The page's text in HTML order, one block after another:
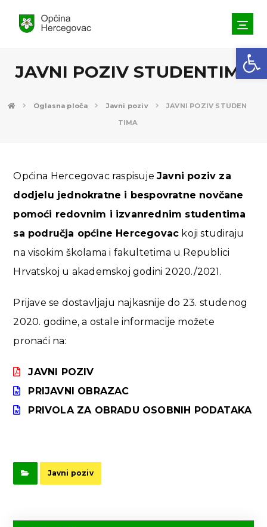
Open toolbar
JAVNI POZIV STUDENTIMA
Oglasna ploča Javni poziv
JAVNI POZIV STUDEN
TIMA
Općina Hercegovac raspisujeJavni poziv za
dodjelu jednokratne i bespovratne novčane
pomoći redovnim i izvanrednim studentima
sa područja općine Hercegovac koji studiraju
na visokim školama i fakultetima u Republici
Hrvatskoj u akademskoj godini 2020./2021.
Prijave se dostavljaju najkasnije do 23. studenog
2020. godine, a ostale informacije možete
pronaći na:
JAVNI POZIV
PRIJAVNI OBRAZAC
PRIVOLA ZA OBRADU OSOBNIH PODATAKA
Javni poziv